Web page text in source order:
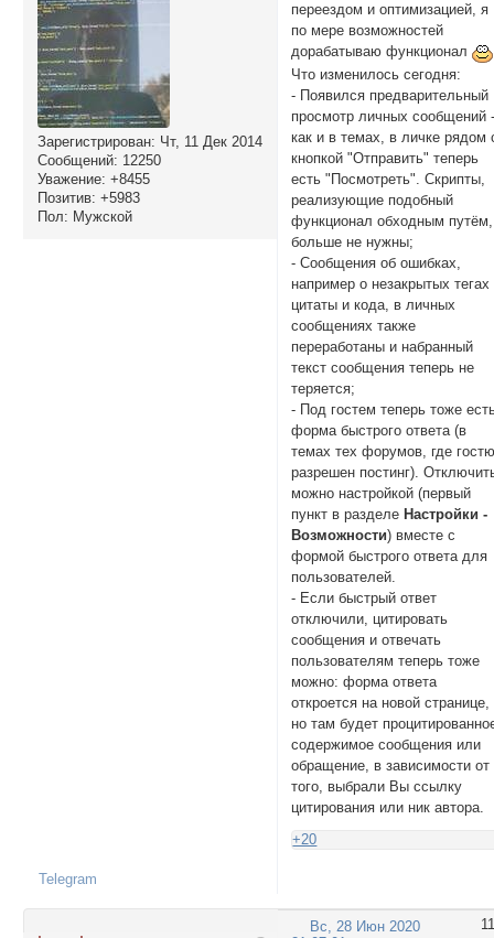
Зарегистрирован: Чт, 11 Дек 2014
Сообщений: 12250
Уважение: +8455
Позитив: +5983
Пол: Мужской
переездом и оптимизацией, я
по мере возможностей
дорабатываю функционал
Что изменилось сегодня:
- Появился предварительный
просмотр личных сообщений
как и в темах, в личке рядом
кнопкой "Отправить" теперь
есть "Посмотреть". Скрипты,
реализующие подобный
функционал обходным путём,
больше не нужны;
- Сообщения об ошибках,
например о незакрытых тегах
цитаты и кода, в личных
сообщениях также
переработаны и набранный
текст сообщения теперь не
теряется;
- Под гостем теперь тоже
форма быстрого ответа (в
темах тех форумов, где
разрешен постинг).
можно настройкой (первый
пункт в разделеНастройки -
Возможности) вместе с
формой быстрого ответа для
пользователей.
- Если быстрый ответ
отключили, цитировать
сообщения и отвечать
пользователям теперь тоже
можно: форма ответа
откроется на новой странице,
но там будет
содержимое сообщения или
обращение, в зависимости от
того, выбрали Вы ссылку
цитирования или ник автора.
+20
Telegram
11
Вс, 28 Июн 2020